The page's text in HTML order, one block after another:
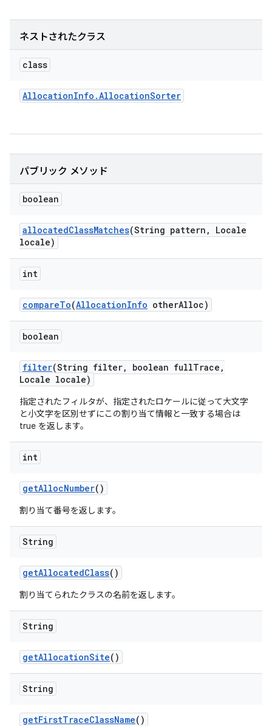
ネストされたクラス
class
AllocationInfo .AllocationSorter
パブリック メソッド
boolean
allocatedClassMatches(String pattern ,
Locale
locale)
int
compareTo(AllocationInfo otherAlloc)
boolean
filter(String filter, boolean fullTrace ,
Locale locale)
指定されたフィルタが、指定されたロケールに従って大文字
と小文字を区別せずにこの割り当て情報と一致する場合は
true を返します。
int
getAllocNumber()
割り当て番号を返します。
String
getAllocatedClass()
割り当てられたクラスの名前を返します。
String
getAllocationSite()
String
getFirstTraceClassName()